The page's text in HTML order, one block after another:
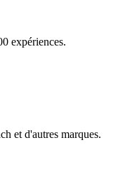
expériences.
et d'autres marques.